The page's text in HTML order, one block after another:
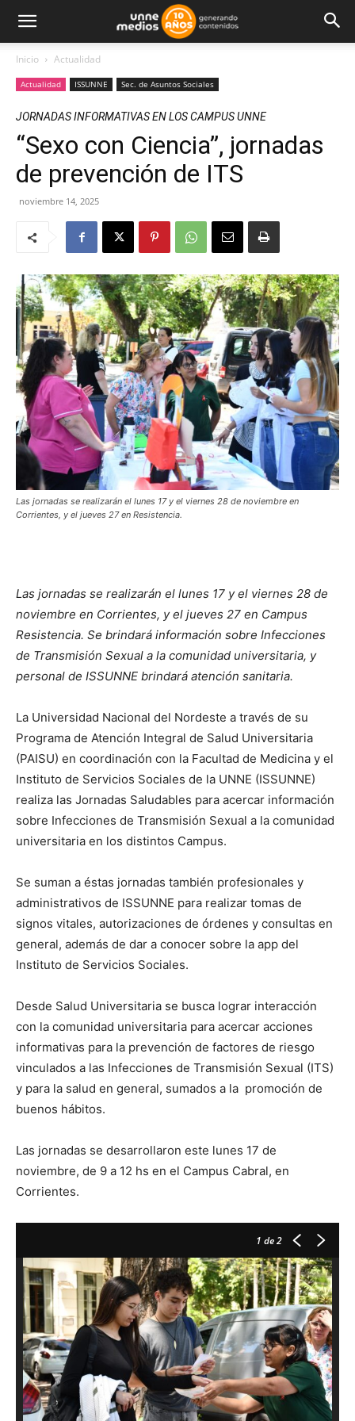
Inicio Actualidad
Actualidad ISSUNNE Sec. de Asuntos Sociales
JORNADAS INFORMATIVAS EN LOS CAMPUS UNNE
“Sexo con Ciencia”, jornadas
de prevención de ITS
noviembre 14, 2025
Las jornadas se realizarán el lunes 17 y el viernes 28 de noviembre en
Corrientes, y el jueves 27 en Resistencia.
Las jornadas se realizarán el lunes 17 y el viernes 28 de
noviembre en Corrientes, y el jueves 27 en Campus
Resistencia. Se brindará información sobre Infecciones
de Transmisión Sexual a la comunidad universitaria, y
personal de ISSUNNE brindará atención sanitaria.
La Universidad Nacional del Nordeste a través de su
Programa de Atención Integral de Salud Universitaria
(PAISU) en coordinación con la Facultad de Medicina y el
Instituto de Servicios Sociales de la UNNE (ISSUNNE)
realiza las Jornadas Saludables para acercar información
sobre Infecciones de Transmisión Sexual a la comunidad
universitaria en los distintos Campus.
Se suman a éstas jornadas también profesionales y
administrativos de ISSUNNE para realizar tomas de
signos vitales, autorizaciones de órdenes y consultas en
general, además de dar a conocer sobre la app del
Instituto de Servicios Sociales.
Desde Salud Universitaria se busca lograr interacción
con la comunidad universitaria para acercar acciones
informativas para la prevención de factores de riesgo
vinculados a las Infecciones de Transmisión Sexual (ITS)
y para la salud en general, sumados a la promoción de
buenos hábitos.
Las jornadas se desarrollaron este lunes 17 de
noviembre, de 9 a 12 hs en el Campus Cabral, en
Corrientes.
1 de 2